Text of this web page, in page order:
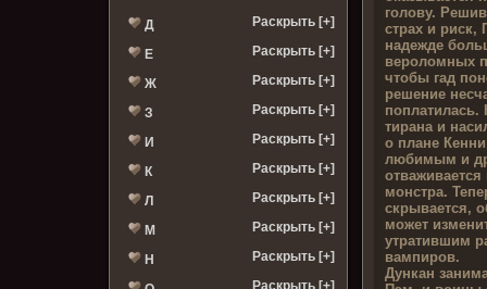
Д Раскрыть [+]
Е Раскрыть [+]
Ж Раскрыть [+]
З Раскрыть [+]
И Раскрыть [+]
К Раскрыть [+]
Л Раскрыть [+]
М Раскрыть [+]
Н Раскрыть [+]
Раскрыть [+]
голову.
страх и риск,
надежде
вероломных
чтобы гад
решение
поплатилась.
тирана и
о плане
любимым и
монстра.
скрывается,
может
утратившим
вампиров.
Дункан